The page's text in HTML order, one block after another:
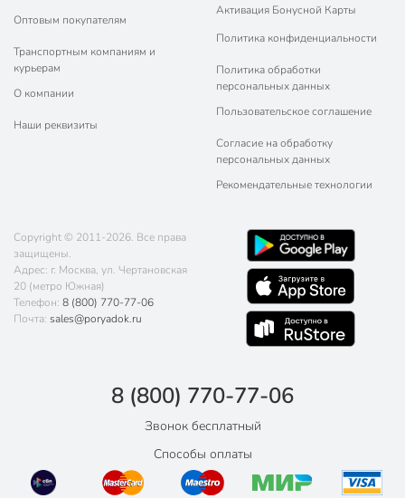
Оптовым покупателям
Транспортным компаниям и
курьерам
О компании
Наши реквизиты
Активация Бонусной Карты
Политика конфиденциальности
Политика обработки
персональных данных
Пользовательское соглашение
Согласие на обработку
персональных данных
Рекомендательные технологии
Copyright © 2011-2026. Все права
защищены.
Адрес: г. Москва, ул. Чертановская
20 (метро Южная)
Телефон: 8 (800) 770-77-06
Почта: sales@poryadok.ru
8 (800) 770-77-06
Звонок бесплатный
Способы оплаты